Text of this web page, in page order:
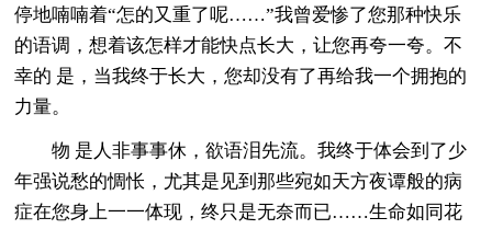
停地喃喃着“怎的又重了呢……”我曾爱惨了您那种快乐
的语调，想着该怎样才能快点长大，让您再夸一夸。不
幸的 是，当我终于长大，您却没有了再给我一个拥抱的
力量。
物 是人非事事休，欲语泪先流。我终于体会到了少
年强说愁的惆怅，尤其是见到那些宛如天方夜谭般的病
症在您身上一一体现，终只是无奈而已……生命如同花